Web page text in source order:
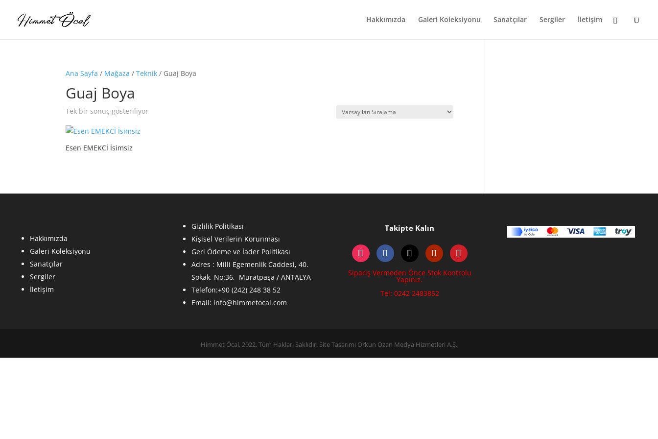
Hakkımızda Galeri Koleksiyonu Sanatçılar Sergiler İletişim
Ana Sayfa / Mağaza /Teknik / Guaj Boya
Guaj Boya
Tek bir sonuç gösteriliyor
Esen EMEKCİ İsimsiz
Hakkımızda
Galeri Koleksiyonu
Sanatçılar
Sergiler
İletişim
Gizlilik Politikası
Kişisel Verilerin Korunması
Geri Ödeme ve İader Politikası
Adres : Milli Egemenlik Caddesi, 40.
Sokak, No:36, Muratpaşa / ANTALYA
Telefon:+90 (242) 248 38 52
Email: info@himmetocal.com
Takipte Kalın
Sipariş Vermeden Önce Stok Kontrolu
Yapınız.
Tel: 0242 2483852
Himmet Öcal, 2022. Tüm Hakları Saklıdır. Site Tasarımı Orkun Ozan Medya Hizmetleri A.Ş.